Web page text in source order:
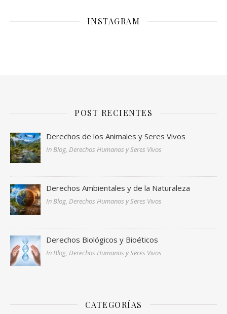
INSTAGRAM
POST RECIENTES
Derechos de los Animales y Seres Vivos
In Blog, Derechos Humanos y Seres Vivos
Derechos Ambientales y de la Naturaleza
In Blog, Derechos Humanos y Seres Vivos
Derechos Biológicos y Bioéticos
In Blog, Derechos Humanos y Seres Vivos
CATEGORÍAS